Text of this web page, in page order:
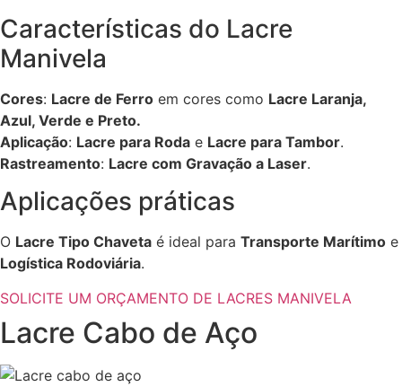
Características do Lacre
Manivela
Cores: Lacre de Ferro em cores como Lacre Laranja,
Azul, Verde e Preto.
Aplicação: Lacre para Roda e Lacre para Tambor.
Rastreamento: Lacre com Gravação a Laser.
Aplicações práticas
O Lacre Tipo Chaveta é ideal para Transporte Marítimo e
Logística Rodoviária.
SOLICITE UM ORÇAMENTO DE LACRES MANIVELA
Lacre Cabo de Aço